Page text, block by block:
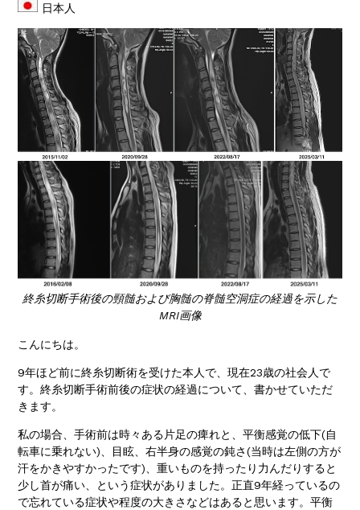
日本人
終糸切断手術後の頸髄および胸髄の脊髄空洞症の経過を示した
MRI画像
こんにちは。
9年ほど前に終糸切断術を受けた本人で、現在23歳の社会人で
す。終糸切断手術前後の症状の経過について、書かせていただ
きます。
私の場合、手術前は時々ある片足の痺れと、平衡感覚の低下(自
転車に乗れない)、目眩、右半身の感覚の鈍さ(当時は左側の方が
汗をかきやすかったです)、重いものを持ったり力んだりすると
少し首が痛い、という症状がありました。正直9年経っているの
で忘れている症状や程度の大きさなどはあると思います。平衡